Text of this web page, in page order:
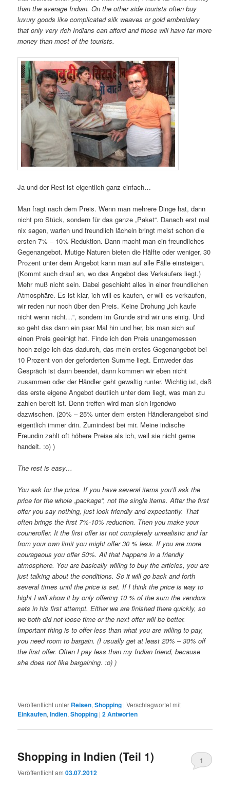
than the average Indian. On the other side tourists often buy
luxury goods like complicated silk weaves or gold embroidery
that only very rich Indians can afford and those will have far more
money than most of the tourists.
Ja und der Rest ist eigentlich ganz einfach…
Man fragt nach dem Preis. Wenn man mehrere Dinge hat, dann
nicht pro Stück, sondern für das ganze „Paket“. Danach erst mal
nix sagen, warten und freundlich lächeln bringt meist schon die
ersten 7% – 10% Reduktion. Dann macht man ein freundliches
Gegenangebot. Mutige Naturen bieten die Hälfte oder weniger, 30
Prozent unter dem Angebot kann man auf alle Fälle einsteigen.
(Kommt auch drauf an, wo das Angebot des Verkäufers liegt.)
Mehr muß nicht sein. Dabei geschieht alles in einer freundlichen
Atmosphäre. Es ist klar, ich will es kaufen, er will es verkaufen,
wir reden nur noch über den Preis. Keine Drohung „ich kaufe
nicht wenn nicht…“, sondern im Grunde sind wir uns einig. Und
so geht das dann ein paar Mal hin und her, bis man sich auf
einen Preis geeinigt hat. Finde ich den Preis unangemessen
hoch zeige ich das dadurch, das mein erstes Gegenangebot bei
10 Prozent von der geforderten Summe liegt. Entweder das
Gespräch ist dann beendet, dann kommen wir eben nicht
zusammen oder der Händler geht gewaltig runter. Wichtig ist, daß
das erste eigene Angebot deutlich unter dem liegt, was man zu
zahlen bereit ist. Denn treffen wird man sich irgendwo
dazwischen. (20% – 25% unter dem ersten Händlerangebot sind
eigentlich immer drin. Zumindest bei mir. Meine indische
Freundin zahlt oft höhere Preise als ich, weil sie nicht gerne
handelt. :o) )
The rest is easy…
You ask for the price. If you have several items you’ll ask the
price for the whole „package“, not the single items. After the first
offer you say nothing, just look friendly and expectantly. That
often brings the first 7%-10% reduction. Then you make your
couneroffer. It the first offer ist not completely unrealistic and far
from your own limit you might offer 30 % less. If you are more
courageous you offer 50%. All that happens in a friendly
atmosphere. You are basically willing to buy the articles, you are
just talking about the conditions. So it will go back and forth
several times until the price is set. If I think the price is way to
hight I will show it by only offering 10 % of the sum the vendors
sets in his first attempt. Either we are finished there quickly, so
we both did not loose time or the next offer will be better.
Important thing is to offer less than what you are willing to pay,
you need room to bargain. (I usually get at least 20% – 30% off
the first offer. Often I pay less than my Indian friend, because
she does not like bargaining. :o) )
Veröffentlicht unter Reisen,Shopping |Verschlagwortet mit
Einkaufen,Indien,Shopping |2Antworten
Shopping in Indien (Teil 1)
Veröffentlicht am03.07.2012
1